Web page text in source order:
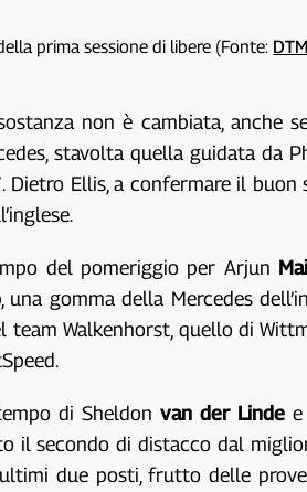
prima sessione di libere (Fonte:
non è cambiata, anche
stavolta quella guidata da
Dietro Ellis, a confermare il
del pomeriggio per Arjun
una gomma della Mercedes
team Walkenhorst, quello di
di Sheldon van der Lindee
il secondo di distacco dal
due posti, frutto delle